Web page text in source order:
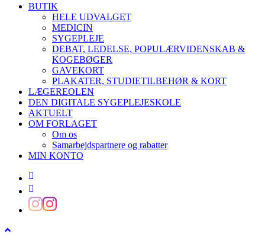
Close
BUTIK
HELE UDVALGET
MEDICIN
SYGEPLEJE
DEBAT, LEDELSE, POPULÆRVIDENSKAB &
KOGEBØGER
GAVEKORT
PLAKATER, STUDIETILBEHØR & KORT
LÆGEREOLEN
DEN DIGITALE SYGEPLEJESKOLE
AKTUELT
OM FORLAGET
Om os
Samarbejdspartnere og rabatter
MIN KONTO
facebook
linkedin
instagram